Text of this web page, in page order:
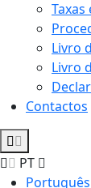
Livro
Livro
Contactos
PT
Português